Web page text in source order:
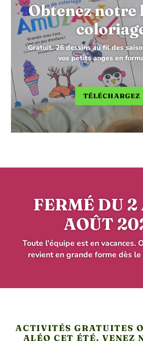
Obtenez notre
Gratuit. 26 dessins au fil des
vos petits anges en
TÉLÉCHARGEZ
FERMÉ DU 2
AOÛT
Toute l'équipe est en vacances.
revient en grande forme dès
ACTIVITÉS GRATUITES
ALÉO CET ÉTÉ. VENEZ